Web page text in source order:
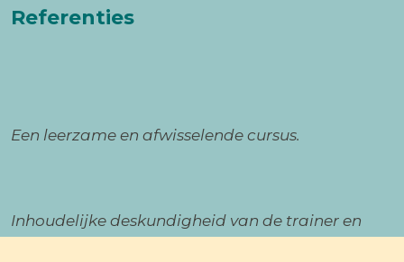
Referenties
Een leerzame en afwisselende cursus.
Inhoudelijke deskundigheid van de trainer en